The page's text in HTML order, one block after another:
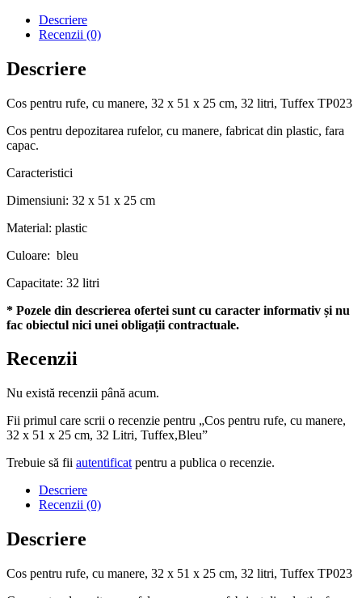
cm,
32
Tuffex,Bleu
Descriere
Recenzii (0)
Descriere
Cos pentru rufe, cu manere, 32 x 51 x 25 cm, 32 litri, Tuffex TP023
Cos pentru depozitarea rufelor, cu manere, fabricat din plastic, fara
capac.
Caracteristici
Dimensiuni: 32 x 51 x 25 cm
Material: plastic
Culoare: bleu
Capacitate: 32 litri
* Pozele din descrierea ofertei sunt cu caracter informativ și nu
fac obiectul nici unei obligații contractuale.
Recenzii
Nu există recenzii până acum.
Fii primul care scrii o recenzie pentru „Cos pentru rufe, cu manere,
32 x 51 x 25 cm, 32 Litri, Tuffex,Bleu”
Trebuie să fii autentificat pentru a publica o recenzie.
Descriere
Recenzii (0)
Descriere
Cos pentru rufe, cu manere, 32 x 51 x 25 cm, 32 litri, Tuffex TP023